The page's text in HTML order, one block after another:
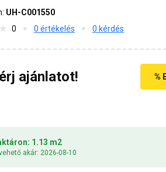
UH-C001550
0
0 értékelés 0 kérdés
%
ajánlatot!
1.13 m2
akár: 2026-08-10